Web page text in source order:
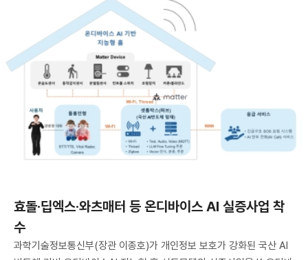
효돌·딥엑스·와츠매터 등 온디바이스 AI 실증사업 착
수
과학기술정보통신부(장관 이종호)가 개인정보 보호가 강화된 국산 AI